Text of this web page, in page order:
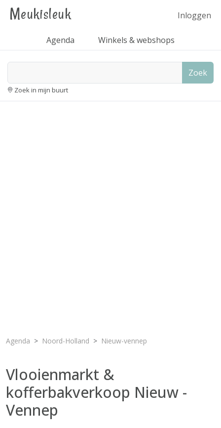
Meukisleuk Inloggen
Agenda Winkels & webshops
Zoek
Zoek in mijn buurt
Agenda Noord-Holland Nieuw-vennep
Vlooienmarkt &
kofferbakverkoop Nieuw -
Vennep